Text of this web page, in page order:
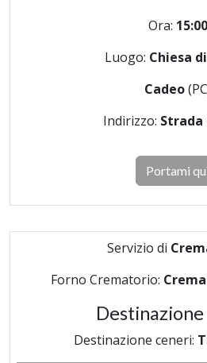
Ora: 15:00
Luogo: Chiesa
Cadeo
Indirizzo: Strada
Portami
Servizio di
Forno Crematorio:
Destinazione ceneri: